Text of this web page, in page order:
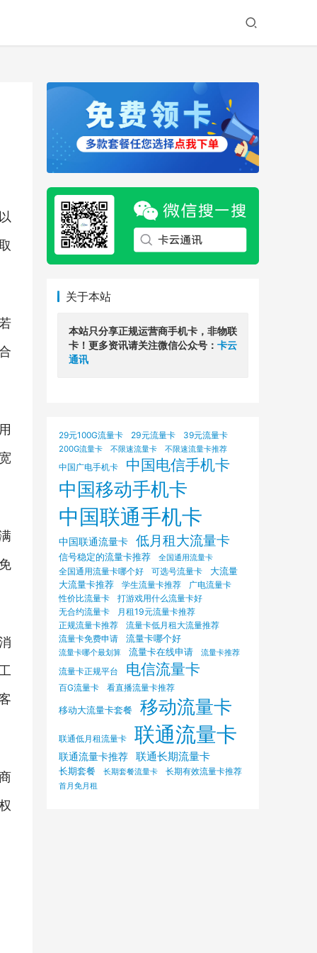
关于本站
本站只分享正规运营商手机卡，非物联
卡！更多资讯请关注微信公众号： 卡云
通讯
29元100G流量卡 29元流量卡 39元流量卡
200G流量卡 不限速流量卡 不限速流量卡推荐
中国广电手机卡 中国电信手机卡
中国移动手机卡
中国联通手机卡
中国联通流量卡 低月租大流量卡
信号稳定的流量卡推荐 全国通用流量卡
全国通用流量卡哪个好 可选号流量卡
大流量
大流量卡推荐
学生流量卡推荐 广电流量卡
性价比流量卡
打游戏用什么流量卡好
无合约流量卡
月租19元流量卡推荐
正规流量卡推荐
流量卡低月租大流量推荐
流量卡免费申请 流量卡哪个好
流量卡哪个最划算 流量卡在线申请 流量卡推荐
流量卡正规平台 电信流量卡
百G流量卡 看直播流量卡推荐
移动大流量卡套餐 移动流量卡
联通低月租流量卡 联通流量卡
联通流量卡推荐 联通长期流量卡
长期套餐 长期套餐流量卡 长期有效流量卡推荐
首月免月租